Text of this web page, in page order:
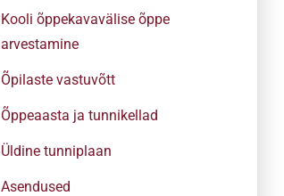
Kooli õppekavavälise õppe
arvestamine
Õpilaste vastuvõtt
Õppeaasta ja tunnikellad
Üldine tunniplaan
Asendused